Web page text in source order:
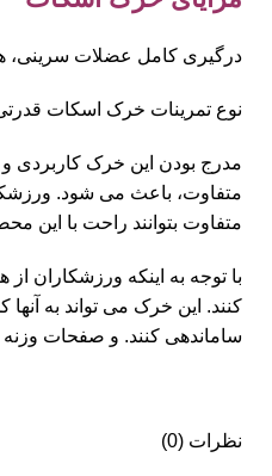
درگیری کامل عضلات سرینی،
نوع تمرینات خرک اسکات
مدرج بودن این خرک کاربردی و
متفاوت، باعث می شود.
متفاوت بتوانند راحت با این
با توجه به اینکه ورزشکاران از
کنند. این خرک می تواند به
ساماندهی کنند. و صفحات
نظرات (0)